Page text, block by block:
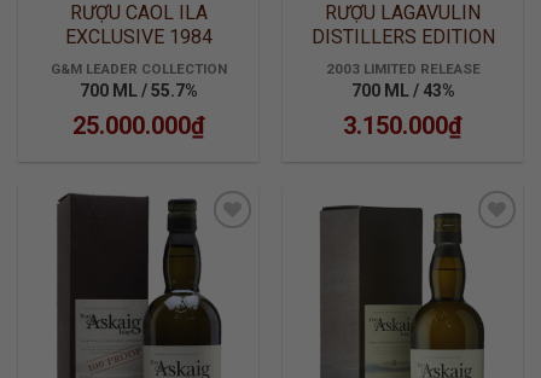
RƯỢU CAOL ILA
EXCLUSIVE 1984
G&M LEADER COLLECTION
700 ML / 55.7%
25.000.000₫
RƯỢU LAGAVULIN
DISTILLERS EDITION
2003-2019
2003 LIMITED RELEASE
700 ML / 43%
3.150.000₫
ADD TO
WISHLIST
ADD TO
WISHLIST